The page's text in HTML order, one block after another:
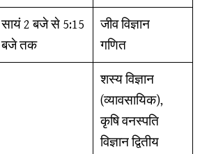
सायं 2 बजे से 5:15
बजे तक
जीव विज्ञान
गणित
शस्य विज्ञान
(व्यावसायिक),
कृषि वनस्पति
विज्ञान द्वितीय